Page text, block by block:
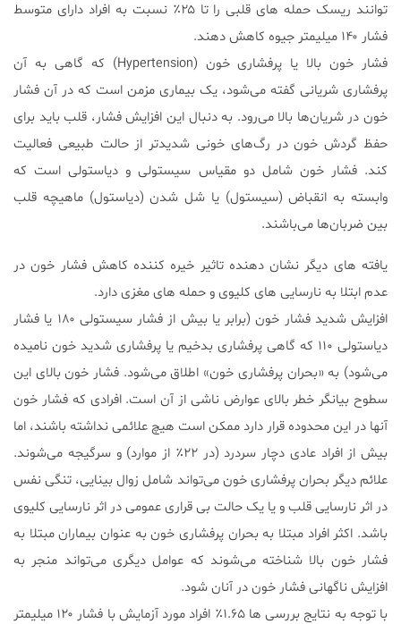
توانند ریسک حمله های قلبی را تا ۲۵٪ نسبت به افراد دارای متوسط
فشار ۱۴۰ میلیمتر جیوه کاهش دهند.
فشار خون بالا یا پرفشاری خون (Hypertension) که گاهی به آن
پرفشاری شریانی گفته می‌شود، یک بیماری مزمن است که در آن فشار
خون در شریان‌ها بالا می‌رود. به دنبال این افزایش فشار، قلب باید برای
حفظ گردش خون در رگ‌های خونی شدیدتر از حالت طبیعی فعالیت
کند. فشار خون شامل دو مقیاس سیستولی و دیاستولی است که
وابسته به انقباض (سیستول) یا شل شدن (دیاستول) ماهیچه قلب
بین ضربان‌ها می‌باشند.
یافته های دیگر نشان دهنده تاثیر خیره کننده کاهش فشار خون در
عدم ابتلا به نارسایی های کلیوی و حمله های مغزی دارد.
افزایش شدید فشار خون (برابر یا بیش از فشار سیستولی ۱۸۰ یا فشار
دیاستولی ۱۱۰ که گاهی پرفشاری بدخیم یا پرفشاری شدید خون نامیده
می‌شود) به «بحران پرفشاری خون» اطلاق می‌شود. فشار خون بالای این
سطوح بیانگر خطر بالای عوارض ناشی از آن است. افرادی که فشار خون
آنها در این محدوده قرار دارد ممکن است هیچ علائمی نداشته باشند، اما
بیش از افراد عادی دچار سردرد (در ۲۲٪ از موارد) و سرگیجه می‌شوند.
علائم دیگر بحران پرفشاری خون می‌تواند شامل زوال بینایی، تنگی نفس
در اثر نارسایی قلب و یا یک حالت بی قراری عمومی در اثر نارسایی کلیوی
باشد. اکثر افراد مبتلا به بحران پرفشاری خون به عنوان بیماران مبتلا به
فشار خون بالا شناخته می‌شوند که عوامل دیگری می‌تواند منجر به
افزایش ناگهانی فشار خون در آنان شود.
با توجه به نتایج بررسی ها ۱.۶۵٪ افراد مورد آزمایش با فشار ۱۲۰ میلیمتر